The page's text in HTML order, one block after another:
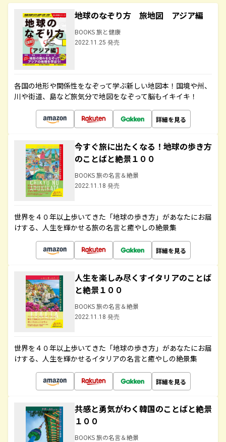
地球のなぞり方 旅地図 アジア編
BOOKS 旅と健康
2022.11.25 発売
各国の地形や関係性をなぞって学ぶ新しい地図本！国境や州、
川や街道、島など旅気分で地図をなぞって脳もイキイキ！
詳細を見る
今すぐ旅に出たくなる！地球の歩き方
のことばと絶景１００
BOOKS 旅の名言＆絶景
2022.11.18 発売
世界を４０年以上歩いてきた「地球の歩き方」があなたにお届
けする、人生を輝かせる旅の名言と癒やしの絶景集
詳細を見る
人生を楽しみ尽くすイタリアのことば
と絶景１００
BOOKS 旅の名言＆絶景
2022.11.18 発売
世界を４０年以上歩いてきた「地球の歩き方」があなたにお届
けする、人生を輝かせるイタリアの名言と癒やしの絶景集
詳細を見る
共感と勇気がわく韓国のことばと絶景
１００
BOOKS 旅の名言＆絶景